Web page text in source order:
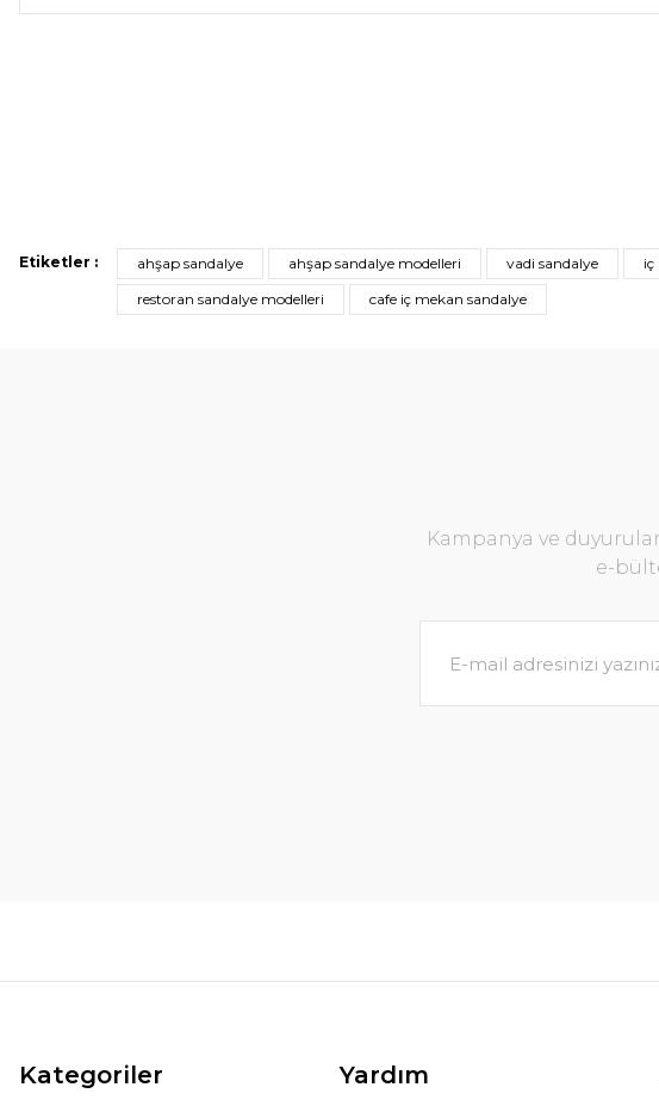
Etiketler : ahşap sandalye ahşap sandalye modelleri vadi sandalye iç
restoran sandalye modelleri
cafe iç mekan sandalye
Kampanya ve
e-
Kategoriler Yardım